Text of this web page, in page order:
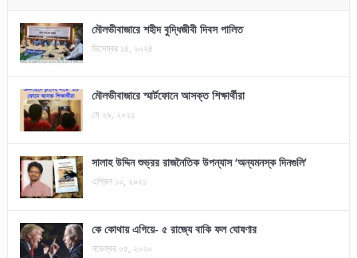
মৌলভীবাজারে শহীদ বুদ্ধিজীবী দিবস পালিত
ডিসেম্বর ১৪, ২০২৪
মৌলভীবাজারে স্মার্টফোনে আসক্ত শিক্ষার্থীরা
মে ২৯, ২০২১
সালাহ উদ্দিন শুভ্রর রাজনৈতিক উপন্যাস ‘অন্যমনস্ক দিনগুলি’
এপ্রিল ১০, ২০২১
কে কোথায় এগিয়ে- ৫ রাজ্যে বাকি ফল ঘোষণার
নভেম্বর ০৫, ২০২০